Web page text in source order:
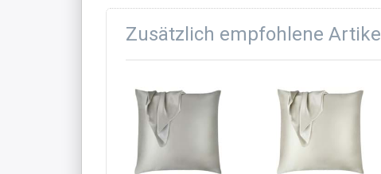
Zusätzlich empfohlene Artikel